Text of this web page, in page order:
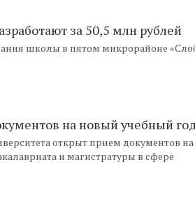
за 50,5 млн рублей
школы в пятом микрорайоне
на новый учебный
открыт прием документов на
и магистратуры в сфере